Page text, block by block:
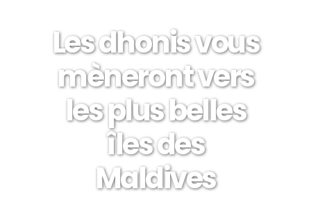
Les dhonis vous
mèneront vers
les plus belles
îles des
Maldives